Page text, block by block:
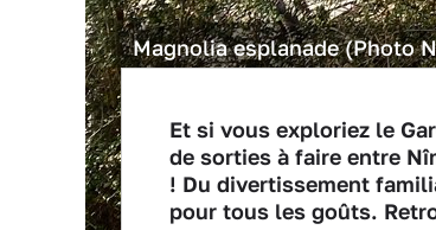
Magnolia esplanade (Photo
Et si vous exploriez le
de sorties à faire entre
! Du divertissement
pour tous les goûts.